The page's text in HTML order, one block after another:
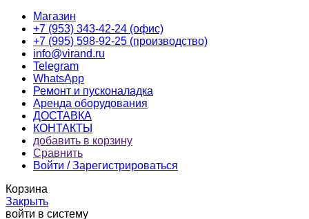
Магазин
+7 (953) 343-42-24 (офис)
+7 (995) 598-92-25 (производство)
info@virand.ru
Telegram
WhatsApp
Ремонт и пусконаладка
Аренда оборудования
ДОСТАВКА
КОНТАКТЫ
добавить в корзину
Сравнить
Войти / Зарегистрироваться
Корзина
Закрыть
войти в систему